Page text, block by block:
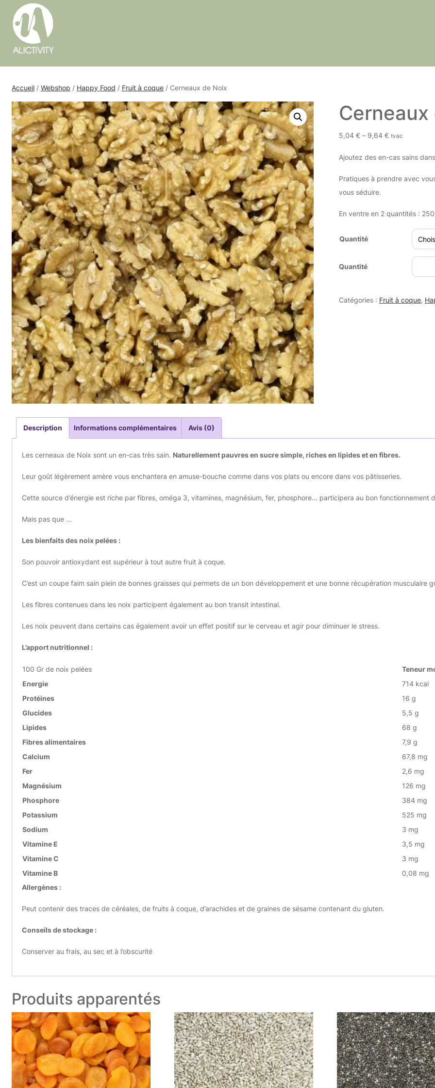
Accueil / Webshop / Happy Food / Fruit à coque / Cerneaux de Noix
5,04 €– 9,64 € tvac
Ajoutez des en-cas sains
Pratiques à prendre avec
vous séduire.
En ventre en 2 quantités :
Quantité
Quantité
quantité
de
de
Catégories : Fruit à coque,
Description Informations complémentaires Avis (0)
Les cerneaux de Noix sont un en-cas très sain. Naturellement pauvres en sucre simple, riches en lipides et en fibres.
Leur goût légèrement amère vous enchantera en amuse-bouche comme dans vos plats ou encore dans vos pâtisseries.
Cette source d’énergie est riche par fibres, oméga 3, vitamines, magnésium, fer, phosphore… participera au bon fonctionnement
Mais pas que …
Les bienfaits des noix pelées :
Son pouvoir antioxydant est supérieur à tout autre fruit à coque.
C’est un coupe faim sain plein de bonnes graisses qui permets de un bon développement et une bonne récupération musculaire
Les fibres contenues dans les noix participent également au bon transit intestinal.
Les noix peuvent dans certains cas également avoir un effet positif sur le cerveau et agir pour diminuer le stress.
L’apport nutritionnel :
100 Gr de noix pelées
Teneur
Energie
714 kcal
Protéines
16 g
Glucides
5,5 g
Lipides
68 g
Fibres alimentaires
7,9 g
Calcium
67,8 mg
Fer
2,6 mg
Magnésium
126 mg
Phosphore
384 mg
Potassium
525 mg
Sodium
3 mg
Vitamine E
3,5 mg
Vitamine C
3 mg
Vitamine B
0,08 mg
Allergènes :
Peut contenir des traces de céréales, de fruits à coque, d’arachides et de graines de sésame contenant du gluten.
Conseils de stockage :
Conserver au frais, au sec et à l’obscurité
Produits apparentés